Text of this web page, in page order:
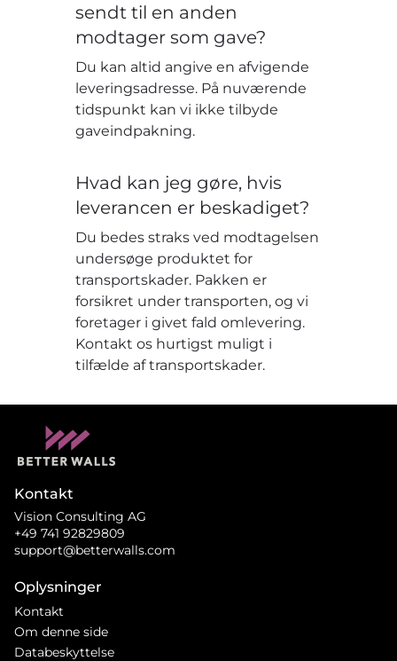
sendt til en anden
modtager som gave?
Du kan altid angive en afvigende
leveringsadresse. På nuværende
tidspunkt kan vi ikke tilbyde
gaveindpakning.
Hvad kan jeg gøre, hvis
leverancen er beskadiget?
Du bedes straks ved modtagelsen
undersøge produktet for
transportskader. Pakken er
forsikret under transporten, og vi
foretager i givet fald omlevering.
Kontakt os hurtigst muligt i
tilfælde af transportskader.
Kontakt
Vision Consulting AG
+49 741 92829809
support@betterwalls.com
Oplysninger
Kontakt
Om denne side
Databeskyttelse